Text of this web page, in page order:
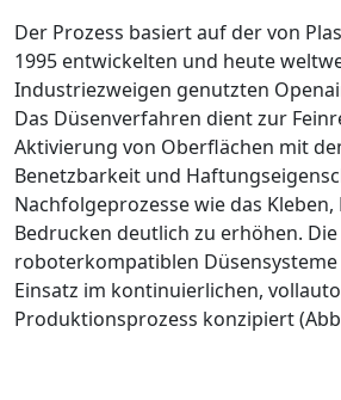
Der Prozess basiert auf der von
1995 entwickelten und heute
Industriezweigen genutzten
Das Düsenverfahren dient zur
Aktivierung von Oberflächen mit
Benetzbarkeit und
Nachfolgeprozesse wie das
Bedrucken deutlich zu erhöhen.
roboterkompatiblen
Einsatz im kontinuier­lichen,
Produktionsprozess konzipiert (